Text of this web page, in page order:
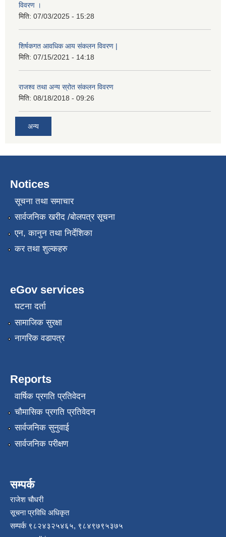
विवरण ।
मिति: 07/03/2025 - 15:28
शिर्षकगत आवधिक आय संकलन विवरण |
मिति: 07/15/2021 - 14:18
राजश्व तथा अन्य स्रोत संकलन विवरण
मिति: 08/18/2018 - 09:26
अन्य
Notices
सूचना तथा समाचार
सार्वजनिक खरीद /बोलपत्र सूचना
एन, कानुन तथा निर्देशिका
कर तथा शुल्कहरु
eGov services
घटना दर्ता
सामाजिक सुरक्षा
नागरिक वडापत्र
Reports
वार्षिक प्रगति प्रतिवेदन
चौमासिक प्रगति प्रतिवेदन
सार्वजनिक सुनुवाई
सार्वजनिक परीक्षण
सम्पर्क
राजेश चौधरी
सूचना प्रविधि अधिकृत
सम्पर्क ९८२४३२५४६५, ९८४९७९५३७५